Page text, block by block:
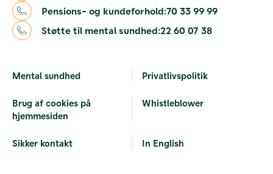
Pensions- og kundeforhold:70 33 99 99
Støtte til mental sundhed:22 60 07 38
Mental sundhed Privatlivspolitik
Brug af cookies på
hjemmesiden
Whistleblower
Sikker kontakt In English